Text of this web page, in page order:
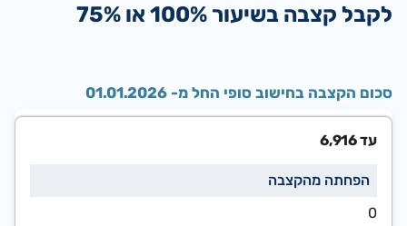
לקבל קצבה בשיעור 100% או 75%
סכום הקצבה בחישוב סופי החל מ- 01.01.2026
עד 6,916